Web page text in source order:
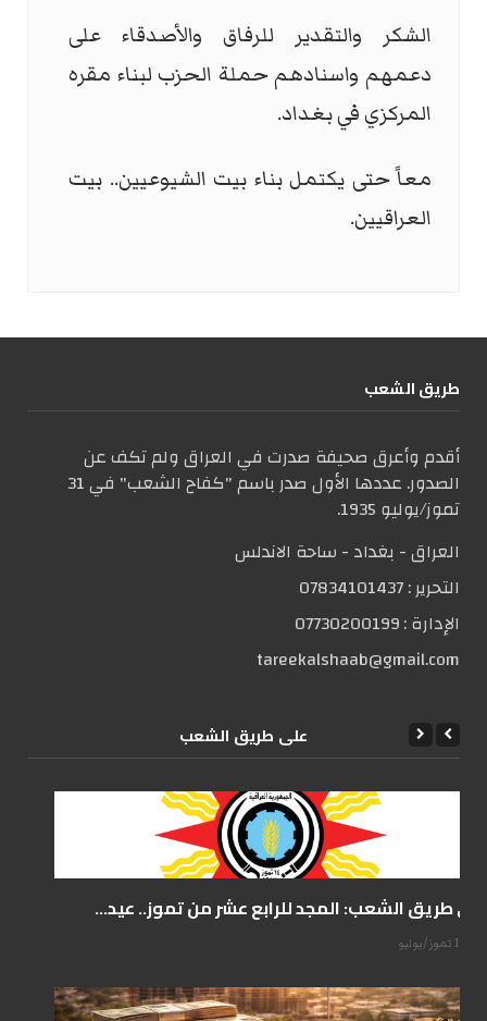
الشكر والتقدير للرفاق والأصدقاء على
دعمهم واسنادهم حملة الحزب لبناء مقره
المركزي في بغداد.
معاً حتى يكتمل بناء بيت الشيوعيين.. بيت
العراقيين.
طریق الشعب
أقدم وأعرق صحيفة صدرت في العراق ولم تكف عن
الصدور. عددها الأول صدر باسم "كفاح الشعب" في 31
تموز/يوليو 1935.
العراق - بغداد - ساحة الاندلس
التحریر :07834101437
الإدارة :07730200199
tareekalshaab@gmail.com
علی طریق الشعب
على طريق الشعب: المجد للرابع عشر من تموز.. عيد...
14 تموز/يوليو